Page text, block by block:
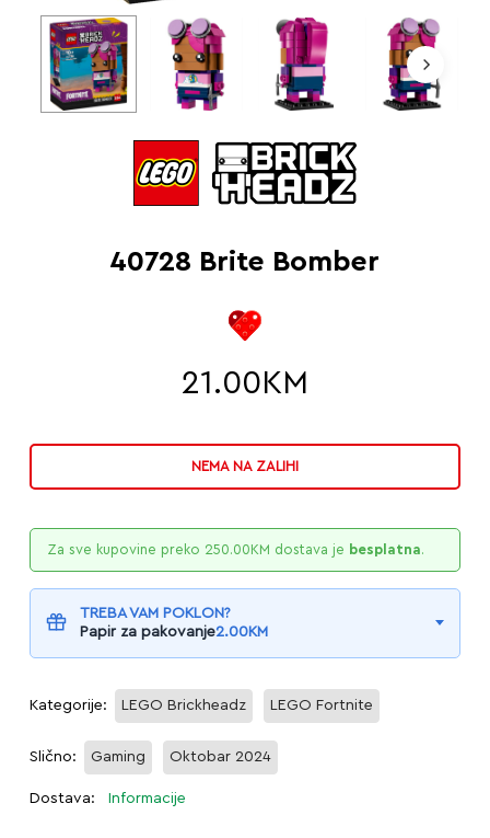
40728 Brite Bomber
21.00 KM
NEMA NA ZALIHI
Za sve kupovine preko 250.00KM dostava je besplatna.
TREBA VAM POKLON?
Papir za pakovanje2.00KM
Kategorije: LEGO Brickheadz LEGO Fortnite
Slično: Gaming Oktobar 2024
Dostava: Informacije